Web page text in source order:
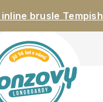
brusle Tempish